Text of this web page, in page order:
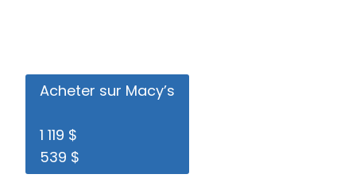
Acheter sur Macy’s
1 119 $
539 $